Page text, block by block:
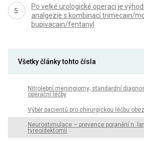
Po velké urologické operaci je
analgezie s kombinací trimecain/
bupivacain/fentanyl
Všetky články tohto čísla
Nitrolební meningiomy; standardní
operační léčby
Výběr pacientů pro chirurgickou léčbu
Neurostimulace – prevence poranění n.
tyreoidektomii